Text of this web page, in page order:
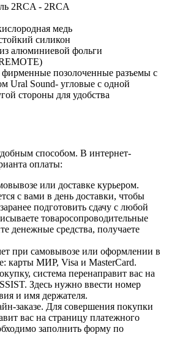
2RCA - 2RCA
медь
силикон
алюминиевой фольги
позолоченные разъемы с
Ural Sound- угловые с одной
стороны для удобства
способом. В интернет-
оплаты:
или доставке курьером.
с вами в день доставки, чтобы
подготовить сдачу с любой
товаросопроводительные
денежные средства, получаете
при самовывозе или оформлении в
карты МИР, Visa и MasterCard.
система перенаправит вас на
Здесь нужно ввести номер
и имя держателя.
заказе. Для совершения покупки
вас на страницу платежного
заполнить форму по